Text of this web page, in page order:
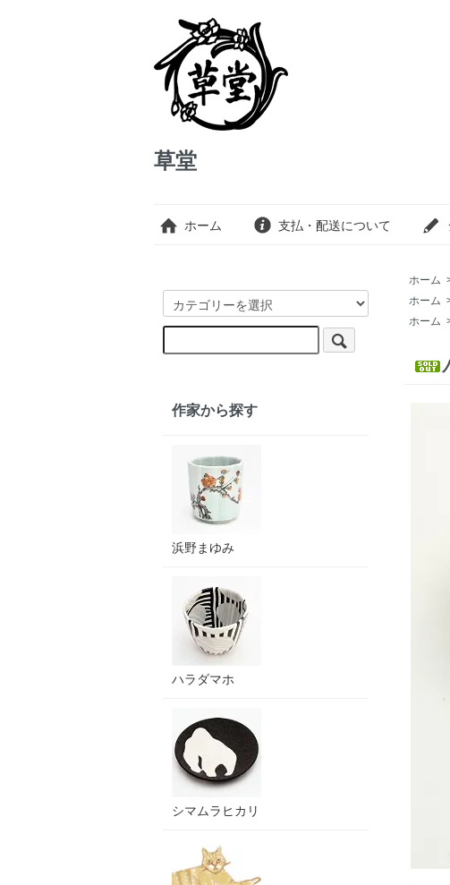
草堂
ホーム 支払・配送について
ホーム
ホーム
ホーム
作家から探す
浜野まゆみ
ハラダマホ
シマムラヒカリ